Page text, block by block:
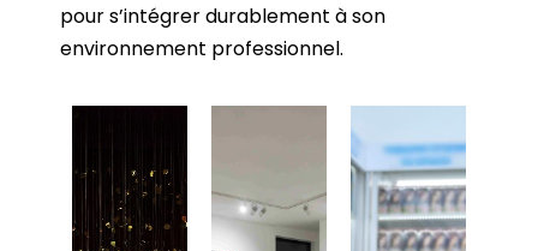
pour s’intégrer durablement à son
environnement professionnel.